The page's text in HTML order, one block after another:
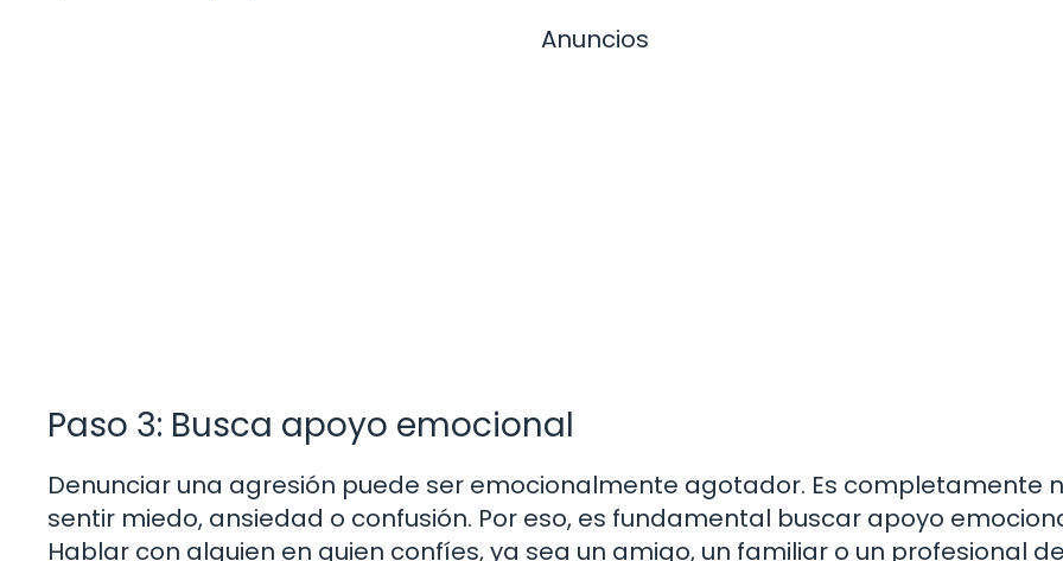
Anuncios
Paso 3: Busca apoyo emocional
Denunciar una agresión puede ser emocionalmente agotador. Es completamente
sentir miedo, ansiedad o confusión. Por eso, es fundamental buscar apoyo
Hablar con alguien en quien confíes, ya sea un amigo, un familiar o un profesional